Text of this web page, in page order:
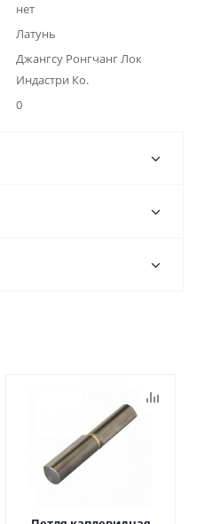
нет
Латунь
Джангсу Ронгчанг Лок
Индастри Ко.
0